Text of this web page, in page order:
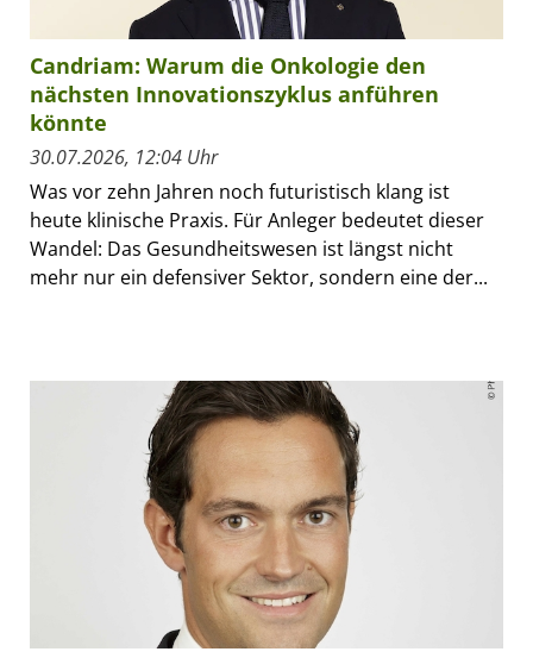
Candriam: Warum die Onkologie den
nächsten Innovationszyklus anführen
könnte
30.07.2026, 12:04 Uhr
Was vor zehn Jahren noch futuristisch klang ist
heute klinische Praxis. Für Anleger bedeutet dieser
Wandel: Das Gesundheitswesen ist längst nicht
mehr nur ein defensiver Sektor, sondern eine der...